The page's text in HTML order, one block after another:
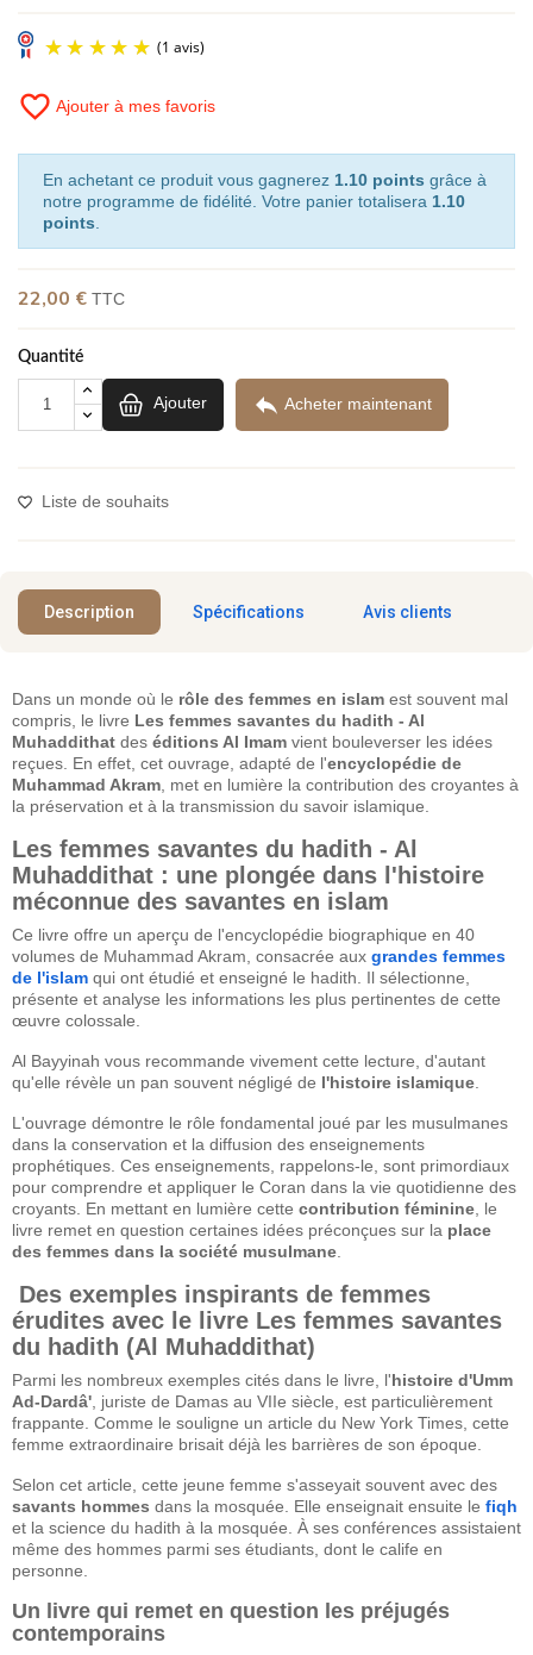
favorite_border Ajouter à mes favoris
En achetant ce produit vous gagnerez 1.10 points grâce à
notre programme de fidélité. Votre panier totalisera 1.10
points
22,00 € TTC
Quantité
Ajouter  Acheter maintenant
Liste de souhaits
Description Spécifications Avis clients
Dans un monde où le rôle des femmes en islam est souvent mal
compris, le livre Les femmes savantes du hadith - Al
Muhaddithat des éditions Al Imam vient bouleverser les idées
reçues. En effet, cet ouvrage, adapté de l'encyclopédie de
Muhammad Akram , met en lumière la contribution des croyantes à
la préservation et à la transmission du savoir islamique.
Les femmes savantes du hadith - Al
Muhaddithat : une plongée dans l'histoire
méconnue des savantes en islam
Ce livre offre un aperçu de l'encyclopédie biographique en 40
volumes de Muhammad Akram, consacrée aux grandes femmes
de l'islam qui ont étudié et enseigné le hadith. Il sélectionne,
présente et analyse les informations les plus pertinentes de cette
œuvre colossale.
Al Bayyinah vous recommande vivement cette lecture, d'autant
qu'elle révèle un pan souvent négligé de l'histoire islamique
L'ouvrage démontre le rôle fondamental joué par les musulmanes
dans la conservation et la diffusion des enseignements
prophétiques. Ces enseignements, rappelons-le, sont primordiaux
pour comprendre et appliquer le Coran dans la vie quotidienne des
croyants. En mettant en lumière cette contribution féminine , le
livre remet en question certaines idées préconçues sur la place
des femmes dans la société musulmane
Des exemples inspirants de femmes
érudites avec le livre Les femmes savantes
du hadith (Al Muhaddithat)
Parmi les nombreux exemples cités dans le livre, l'histoire d'Umm
Ad-Dardâ' , juriste de Damas au VIIe siècle, est particulièrement
frappante. Comme le souligne un article du New York Times, cette
femme extraordinaire brisait déjà les barrières de son époque.
Selon cet article, cette jeune femme s'asseyait souvent avec des
savants hommes dans la mosquée. Elle enseignait ensuite le fiqh
et la science du hadith à la mosquée. À ses conférences assistaient
même des hommes parmi ses étudiants, dont le calife en
personne.
Un livre qui remet en question les préjugés
contemporains